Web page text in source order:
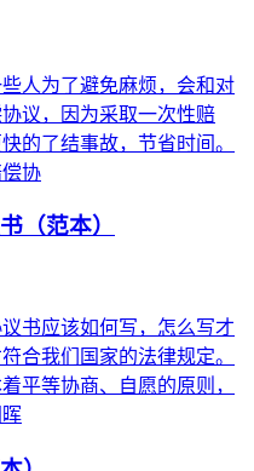
人为了避免麻烦，会和对
议，因为采取一次性赔
的了结事故，节省时间。
协
（范本）
书应该如何写，怎么写才
合我们国家的法律规定。
平等协商、自愿的原则，